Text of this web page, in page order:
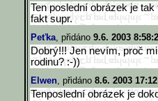
Ten poslední obrázek je
fakt supr.
Peťka, přidáno 9.6. 2003
Dobrý!!! Jen nevím, proč
rodinu? :-))
Elwen, přidáno 8.6. 2003
Tenposlední obrázek je